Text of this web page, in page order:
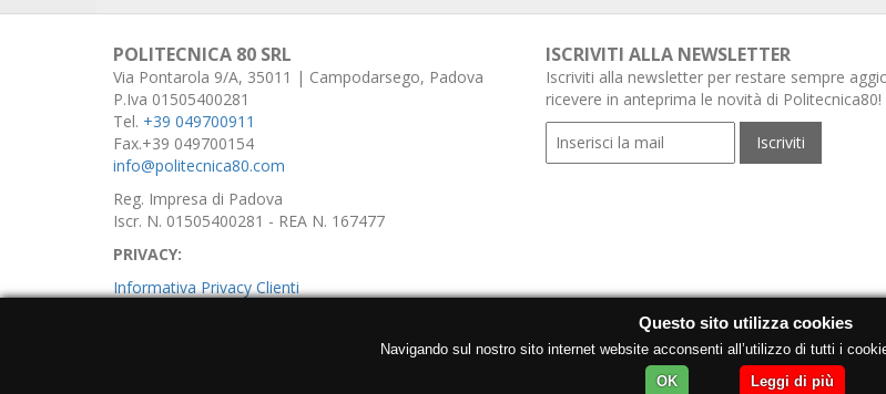
POLITECNICA 80 SRL
Via Pontarola 9/A, 35011 | Campodarsego, Padova
P.Iva 01505400281
Tel. +39 049700911
Fax.+39 049700154
info@politecnica80.com
Reg. Impresa di Padova
Iscr. N. 01505400281 - REA N. 167477
PRIVACY:
Informativa Privacy Clienti
ISCRIVITI ALLA NEWSLETTER
Iscriviti alla newsletter per restare sempre
ricevere in anteprima le novità di Politecnica80!
Questo sito utilizza cookies
Navigando sul nostro sito internet website acconsenti all’utilizzo di tutti i
OK
Leggi di più